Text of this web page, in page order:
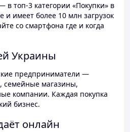
в топ-3 категории «Покупки» в
и имеет более 10 млн загрузок
со смартфона где и когда
Украины
предприниматели —
семейные магазины,
компании. Каждая покупка
бизнес.
онлайн